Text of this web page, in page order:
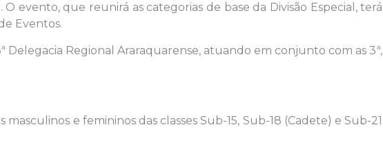
O evento, que reunirá as categorias de base da Divisão Especial, terá
Eventos.
Delegacia Regional Araraquarense, atuando em conjunto com as 3ª,
e femininos das classes Sub-15, Sub-18 (Cadete) e Sub-21